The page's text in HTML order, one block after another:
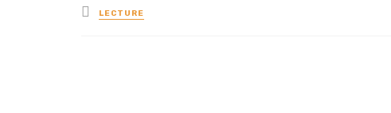
Posted
in
LECTURE